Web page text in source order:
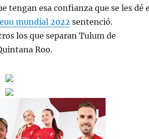
tengan esa confianza que se les dé
mundial 2022 sentenció.
los que separan Tulum de
Roo.